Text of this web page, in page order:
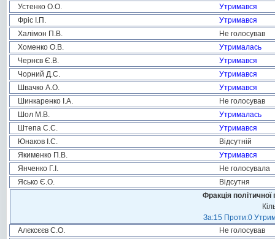
Устенко О.О.
Утримався
Фріс І.П.
Утримався
Халімон П.В.
Не голосував
Хоменко О.В.
Утрималась
Чернєв Є.В.
Утримався
Чорний Д.С.
Утримався
Швачко А.О.
Утримався
Шинкаренко І.А.
Не голосував
Шол М.В.
Утрималась
Штепа С.С.
Утримався
Юнаков І.С.
Відсутній
Якименко П.В.
Утримався
Янченко Г.І.
Не голосувала
Ясько Є.О.
Відсутня
Фракція
За:15 Проти:0
Алєксєєв С.О.
Не голосував